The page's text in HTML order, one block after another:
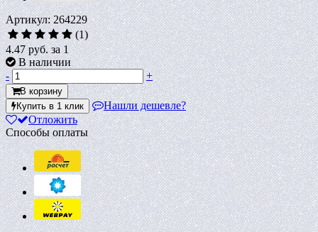
Артикул: 264229
(1)
4.47 руб.за 1
В наличии
-
+
В корзину
Купить в 1 клик
Нашли дешевле?
Отложить
Способы оплаты